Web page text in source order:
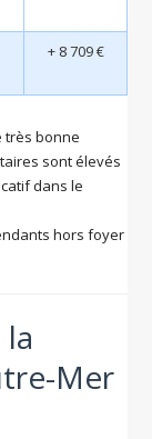
+ 8 709 €
très bonne
sont élevés
dans le
hors foyer
Mer